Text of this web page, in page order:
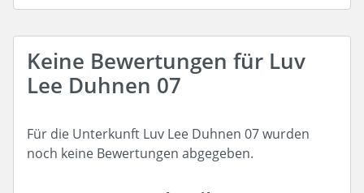
Keine Bewertungen für Luv
Lee Duhnen 07
Für die Unterkunft Luv Lee Duhnen 07 wurden
noch keine Bewertungen abgegeben.